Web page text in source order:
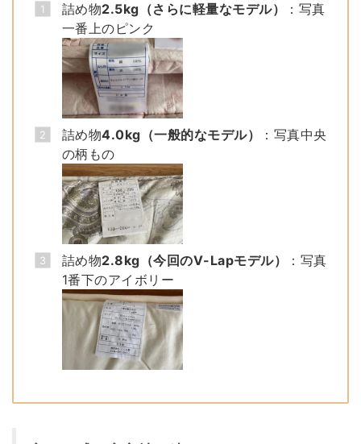
詰め物2.5kg（さらに軽量なモデル）
：写真
一番上のピンク
詰め物4.0kg（一般的なモデル）
：写真中央
の柄もの
詰め物2.8kg（今回のV-Lapモデル）
：写真
1番下のアイボリー